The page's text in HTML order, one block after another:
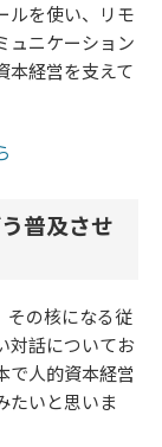
ルを使い、リモ
ュニケーション
本経営を支えて
普及させ
その核になる従
対話についてお
で人的資本経営
たいと思いま